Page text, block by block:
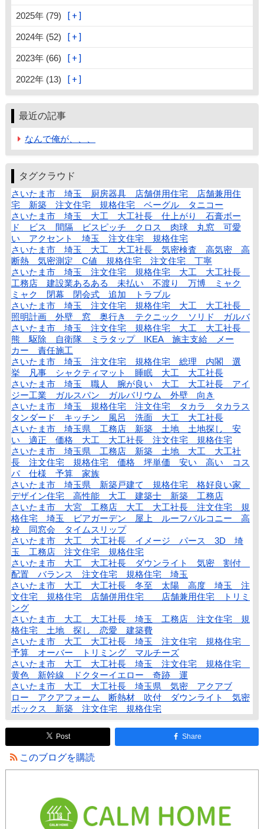
2025年 (79)
2024年 (52)
2023年 (66)
2022年 (13)
最近の記事
なんで俺が、、、
タグクラウド
さいたま市 埼玉 厨房器具 店舗併用住宅 店舗兼用住
宅 新築 注文住宅 規格住宅 ベーグル タニコー
さいたま市 埼玉 大工 大工社長 仕上がり 石膏ボー
ド ビス 間隔 ビスピッチ クロス 肉球 丸窓 可愛
い アクセント 埼玉 注文住宅 規格住宅
さいたま市 埼玉 大工 大工社長 気密検査 高気密 高
断熱 気密測定 C値 規格住宅 注文住宅 丁寧
さいたま市 埼玉 注文住宅 規格住宅 大工 大工社長
工務店 建設業あるある 未払い 不渡り 万博 ミャク
ミャク 閉幕 閉会式 追加 トラブル
さいたま市 埼玉 注文住宅 規格住宅 大工 大工社長
照明計画 外壁 窓 奥行き テクニック ソリド ガルバ
さいたま市 埼玉 注文住宅 規格住宅 大工 大工社長
熊 駆除 自衛隊 ミラタップ IKEA 施主支給 メー
カー 責任施工
さいたま市 埼玉 注文住宅 規格住宅 総理 内閣 選
挙 凡事 シャクティマット 睡眠 大工 大工社長
さいたま市 埼玉 職人 腕が良い 大工 大工社長 アイ
ジー工業 ガルスパン ガルバリウム 外壁 向き
さいたま市 埼玉 規格住宅 注文住宅 タカラ タカラス
タンダード キッチン 風呂 洗面 大工 大工社長
さいたま市 埼玉県 工務店 新築 土地 土地探し 安
い 適正 価格 大工 大工社長 注文住宅 規格住宅
さいたま市 埼玉県 工務店 新築 土地 大工 大工社
長 注文住宅 規格住宅 価格 坪単価 安い 高い コス
パ 仕様 予算 家族
さいたま市 埼玉県 新築戸建て 規格住宅 格好良い家
デザイン住宅 高性能 大工 建築士 新築 工務店
さいたま市 大宮 工務店 大工 大工社長 注文住宅 規
格住宅 埼玉 ビアガーデン 屋上 ルーフバルコニー 高
校 同窓会 タイムスリップ
さいたま市 大工 大工社長 イメージ パース 3D 埼
玉 工務店 注文住宅 規格住宅
さいたま市 大工 大工社長 ダウンライト 気密 割付
配置 バランス 注文住宅 規格住宅 埼玉
さいたま市 大工 大工社長 冬至 太陽 高度 埼玉 注
文住宅 規格住宅 店舗併用住宅 店舗兼用住宅 トリミ
ング
さいたま市 大工 大工社長 埼玉 工務店 注文住宅 規
格住宅 土地 探し 恋愛 建築費
さいたま市 大工 大工社長 埼玉 注文住宅 規格住宅
予算 オーバー トリミング マルチーズ
さいたま市 大工 大工社長 埼玉 注文住宅 規格住宅
黄色 新幹線 ドクターイエロー 奇跡 運
さいたま市 大工 大工社長 埼玉県 気密 アクアブ
ロー アクアフォーム 断熱材 吹付 ダウンライト 気密
ボックス 新築 注文住宅 規格住宅
Post Share
このブログを購読